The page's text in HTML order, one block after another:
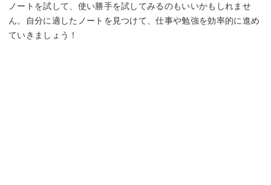
ノートを試して、使い勝手を試してみるのもいいかもしれませ
ん。自分に適したノートを見つけて、仕事や勉強を効率的に進め
ていきましょう！